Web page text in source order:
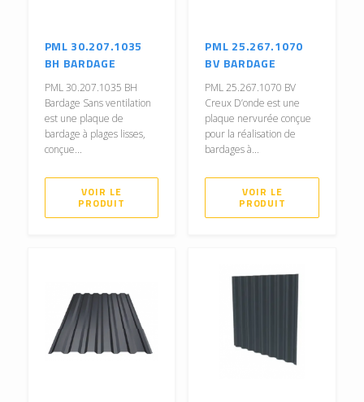
PML 30.207.1035
BH BARDAGE
PML 30.207.1035 BH
Bardage Sans ventilation
est une plaque de
bardage à plages lisses,
conçue...
VOIR LE
PRODUIT
PML 25.267.1070
BV BARDAGE
PML 25.267.1070 BV
Creux D’onde est une
plaque nervurée conçue
pour la réalisation de
bardages à...
VOIR LE
PRODUIT